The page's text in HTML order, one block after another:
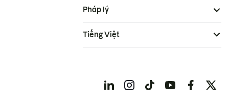
Pháp lý
Tiếng Việt